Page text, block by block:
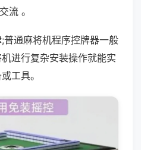
流 。
通麻将机程序控牌器一般
进行复杂安装操作就能实
工具。